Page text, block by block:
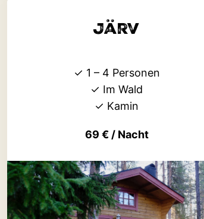
Järv
✓ 1 – 4 Personen
✓ Im Wald
✓ Kamin
69 € / Nacht